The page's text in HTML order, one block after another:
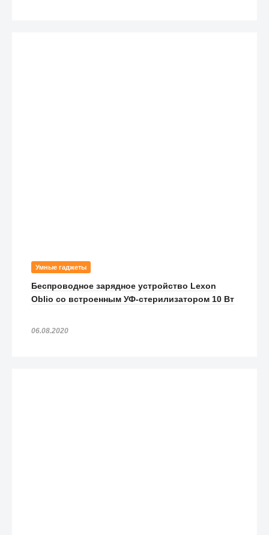
Умные гаджеты
Беспроводное зарядное устройство Lexon
Oblio со встроенным УФ-стерилизатором 10 Вт
06.08.2020